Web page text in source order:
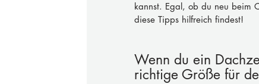
kannst. Egal, ob du neu beim
diese Tipps hilfreich findest!
Wenn du ein
richtige Größe für